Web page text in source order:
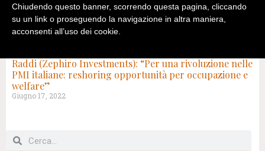
Raddi (Zephiro Investments): “Per una rivoluzione nelle
PMI italiane: reshoring opportunità per occupazione e
welfare”
Giugno 17, 2022
Chiudendo questo banner, scorrendo questa pagina, cliccando
su un link o proseguendo la navigazione in altra maniera,
acconsenti all’uso dei cookie.